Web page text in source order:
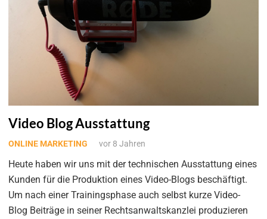
Video Blog Ausstattung
ONLINE MARKETING vor 8 Jahren
Heute haben wir uns mit der technischen Ausstattung eines
Kunden für die Produktion eines Video-Blogs beschäftigt.
Um nach einer Trainingsphase auch selbst kurze Video-
Blog Beiträge in seiner Rechtsanwaltskanzlei produzieren